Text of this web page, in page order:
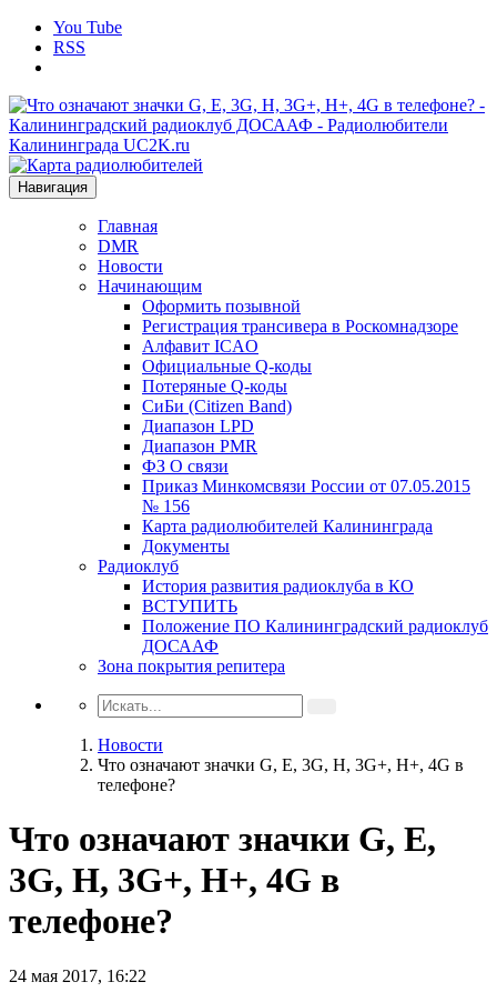
You Tube
RSS
Навигация
Главная
DMR
Новости
Начинающим
Оформить позывной
Регистрация трансивера в Роскомнадзоре
Алфавит ICAO
Официальные Q-коды
Потеряные Q-коды
СиБи (Citizen Band)
Диапазон LPD
Диапазон PMR
ФЗ О связи
Приказ Минкомсвязи России от 07.05.2015
№ 156
Карта радиолюбителей Калининграда
Документы
Радиоклуб
История развития радиоклуба в КО
ВСТУПИТЬ
Положение ПО Калининградский радиоклуб
ДОСААФ
Зона покрытия репитера
Новости
Что означают значки G, E, 3G, H, 3G+, H+, 4G в
телефоне?
Что означают значки G, E,
3G, H, 3G+, H+, 4G в
телефоне?
24 мая 2017, 16:22